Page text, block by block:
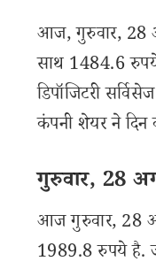
आज, गुरुवार, 28
साथ 1484.6 रुपये
डिपॉजिटरी
कंपनी शेयर ने
गुरुवार, 28
आज गुरुवार, 28
1989.8 रुपये है.